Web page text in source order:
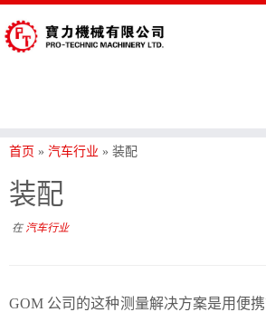
首页 » 汽车行业 » 装配
装配
在 汽车行业
GOM 公司的这种测量解决方案是用便